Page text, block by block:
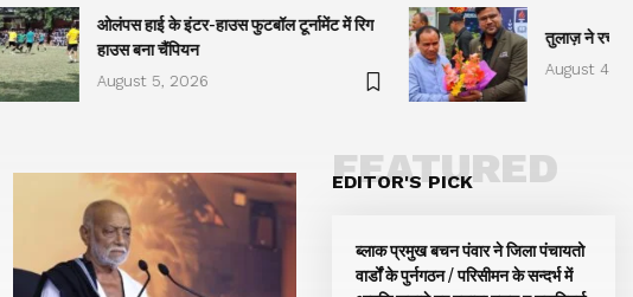
ओलंपस हाई के इंटर-हाउस फुटबॉल टूर्नामेंट में रिग
हाउस बना चैंपियन
August 5, 2026
तुलाज़ ने रचा
August 4,
EDITOR'S PICK
FEATURED
ब्लाक प्रमुख बचन पंवार ने जिला पंचायतो
वार्डों के पुर्नगठन / परिसीमन के सन्दर्भ में